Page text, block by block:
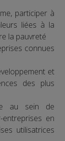
participer à
liées à la
la pauvreté
connues
et
des plus
au sein de
entreprises en
utilisatrices